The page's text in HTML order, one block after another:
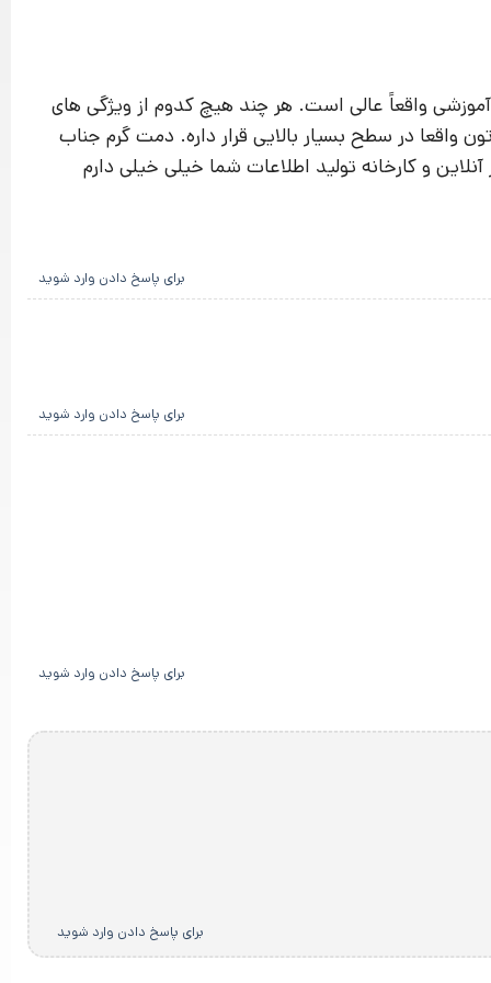
واقعاً عالی است. هر چند هیچ کدوم از ویژگی های
واقعا در سطح بسیار بالایی قرار داره. دمت گرم جناب
و کارخانه تولید اطلاعات شما خیلی خیلی دارم
برای پاسخ دادن وارد شوید
برای پاسخ دادن وارد شوید
برای پاسخ دادن وارد شوید
برای پاسخ دادن وارد شوید